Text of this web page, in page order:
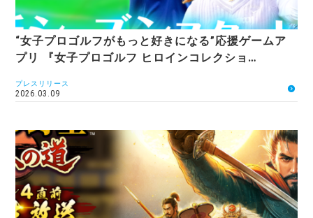
“女子プロゴルフがもっと好きになる”応援ゲームア
プリ 『女子プロゴルフ ヒロインコレクショ…
プレスリリース
2026.03.09